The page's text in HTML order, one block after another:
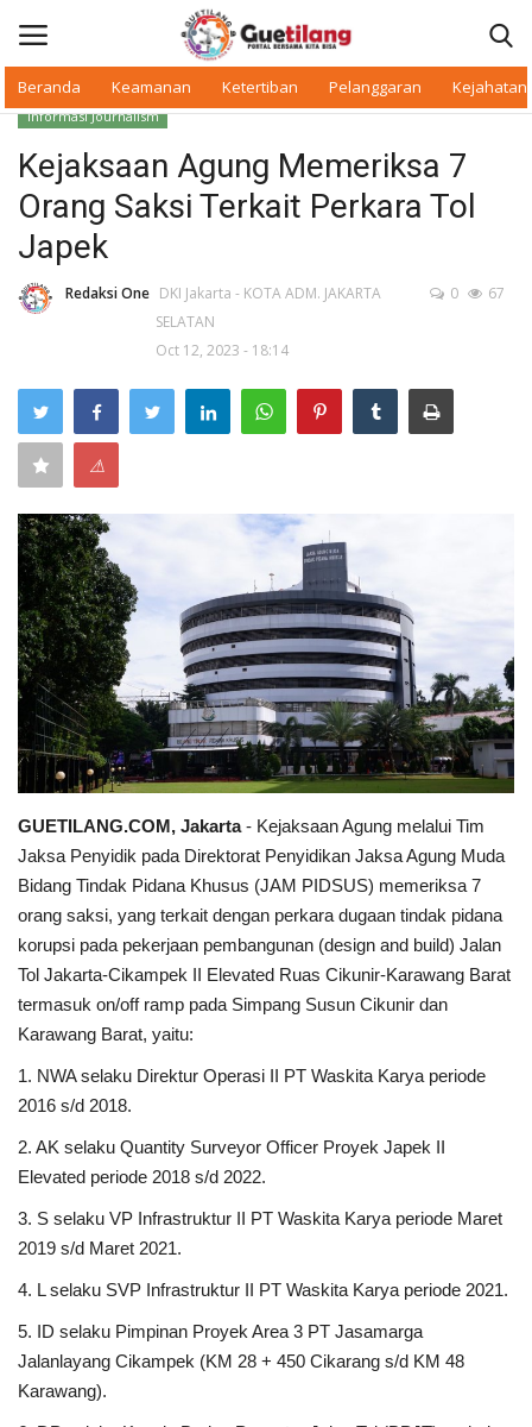
Beranda Keamanan Ketertiban Pelanggaran Kejahatan
Beranda
Daerah
Warkop Digital
Pelanggaran
Ketertiban
Keamanan
Kejahatan
Cybers Event
UMKM & Ekonomi Kreatif
Pekerja Migran Indonesia
Ekonomi
Pendidikan
Informasi Journalism
Layanan Publik
Perempuan/Anak
Informasi Journalism
Kejaksaan Agung Memeriksa 7
Orang Saksi Terkait Perkara Tol
Japek
Redaksi One DKI Jakarta - KOTA ADM. JAKARTA
SELATAN
Oct 12, 2023 - 18:14
0 67
⚠
GUETILANG.COM, Jakarta- Kejaksaan Agung melalui Tim
Jaksa Penyidik pada Direktorat Penyidikan Jaksa Agung Muda
Bidang Tindak Pidana Khusus (JAM PIDSUS) memeriksa 7
orang saksi, yang terkait dengan perkara dugaan tindak pidana
korupsi pada pekerjaan pembangunan (design and build) Jalan
Tol Jakarta-Cikampek II Elevated Ruas Cikunir-Karawang Barat
termasuk on/off ramp pada Simpang Susun Cikunir dan
Karawang Barat, yaitu:
1. NWA selaku Direktur Operasi II PT Waskita Karya periode
2016 s/d 2018.
2. AK selaku Quantity Surveyor Officer Proyek Japek II
Elevated periode 2018 s/d 2022.
3. S selaku VP Infrastruktur II PT Waskita Karya periode Maret
2019 s/d Maret 2021.
4. L selaku SVP Infrastruktur II PT Waskita Karya periode 2021.
5. ID selaku Pimpinan Proyek Area 3 PT Jasamarga
Jalanlayang Cikampek (KM 28 + 450 Cikarang s/d KM 48
Karawang).